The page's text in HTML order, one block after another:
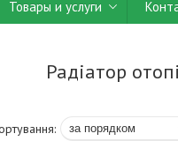
Товары и услуги
Радіатор